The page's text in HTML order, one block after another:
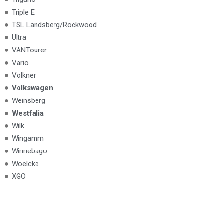
Triple E
TSL Landsberg/Rockwood
Ultra
VANTourer
Vario
Volkner
Volkswagen
Weinsberg
Westfalia
Wilk
Wingamm
Winnebago
Woelcke
XGO